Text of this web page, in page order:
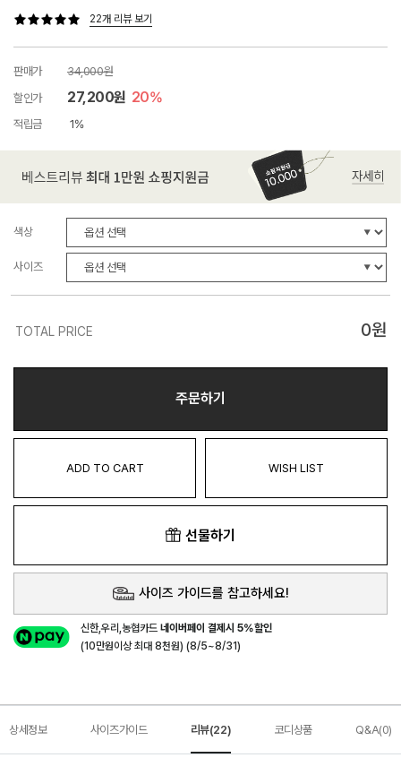
22개 리뷰 보기
판매가
34,000원
할인가
27,200원 20%
적립금 1%
색상
사이즈
TOTAL PRICE 0원
주문하기
ADD TO CART WISH LIST
선물하기
사이즈 가이드를 참고하세요!
신한,우리,농협카드네이버페이 결제시 5%할인
(10만원이상 최대 8천원) (8/5~8/31)
상세정보 사이즈가이드 리뷰(22) 코디상품 Q&A(0)